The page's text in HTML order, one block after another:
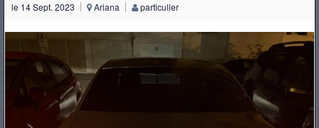
le 14 Sept. 2023 Ariana particulier
CAMIONS